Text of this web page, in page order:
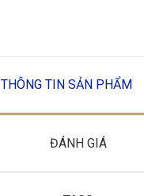
THÔNG TIN SẢN PHẨM
ĐÁNH GIÁ